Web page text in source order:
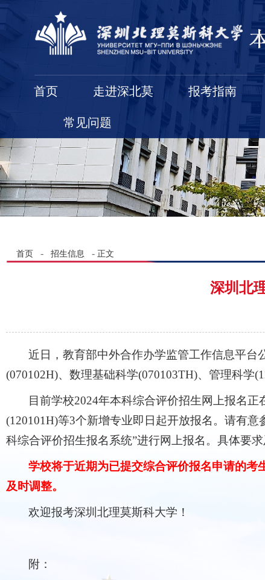
首页 走进深北莫 报考指南
常见问题
首页 - 招生信息 - 正文
深圳北
近日，教育部中外合作办学监管工作信息平台
(070102H)、数理基础科学(070103TH)、管理科学
目前学校2024年本科综合评价招生网上报名
(120101H)等3个新增专业即日起开放报名。请有
科综合评价招生报名系统”进行网上报名。具体要
学校将于近期为已提交综合评价报名申请的
及时调整。
欢迎报考深圳北理莫斯科大学！
附：